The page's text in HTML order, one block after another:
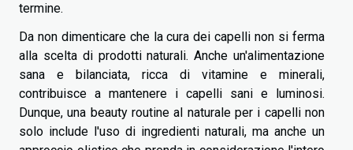
termine.
Da non dimenticare che la cura dei capelli non si ferma
alla scelta di prodotti naturali. Anche un'alimentazione
sana e bilanciata, ricca di vitamine e minerali,
contribuisce a mantenere i capelli sani e luminosi.
Dunque, una beauty routine al naturale per i capelli non
solo include l'uso di ingredienti naturali, ma anche un